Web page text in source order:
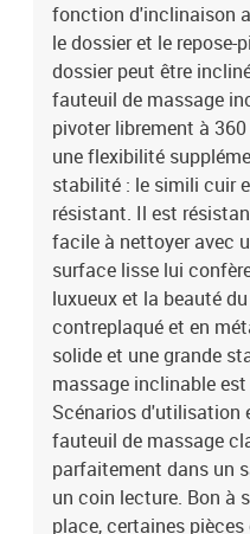
fonction d'inclinaison
le dossier et le
dossier peut être
fauteuil de massage
pivoter librement à
une flexibilité
stabilité : le simili cuir
résistant. Il est
facile à nettoyer avec
surface lisse lui
luxueux et la beauté
contreplaqué et en
solide et une grande
massage inclinable
Scénarios d'utilisation
fauteuil de massage
parfaitement dans un
un coin lecture. Bon à
place, certaines